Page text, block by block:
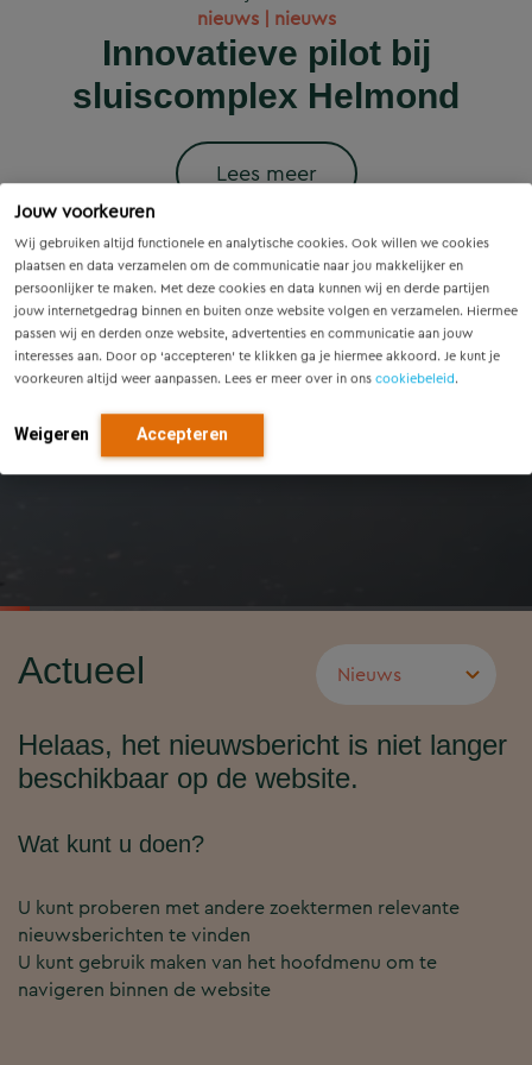
Jouw voorkeuren
Wij gebruiken altijd functionele en analytische cookies. Ook willen we cookies
plaatsen en data verzamelen om de communicatie naar jou makkelijker en
persoonlijker te maken. Met deze cookies en data kunnen wij en derde partijen
jouw internetgedrag binnen en buiten onze website volgen en verzamelen. Hiermee
passen wij en derden onze website, advertenties en communicatie aan jouw
interesses aan. Door op ‘accepteren’ te klikken ga je hiermee akkoord. Je kunt je
voorkeuren altijd weer aanpassen. Lees er meer over in ons cookiebeleid.
Weigeren Accepteren
woningbouwprojecten
krijgen straks
voorrang op het
stroomnet?
Lees meer
nieuws | nieuws
Innovatieve pilot bij
sluiscomplex Helmond
Lees meer
Slim onderzoek
voorkomt onnodige
vervanging van
Eindhovense tunnel
Voorzieningenscan
Drenthe: inzicht voor
vandaag, richting voor
morgen
Wet versterking regie
volkshuisvesting in
werking: wat betekent
dit voor gemeenten?
Actueel
Helaas, het nieuwsbericht is niet langer
beschikbaar op de website.
Wat kunt u doen?
U kunt proberen met andere zoektermen relevante
nieuwsberichten te vinden
U kunt gebruik maken van het hoofdmenu om te
navigeren binnen de website